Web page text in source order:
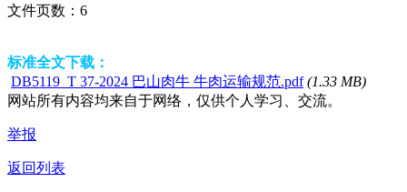
文件页数： 6
标准全文下载：
DB5119_T 37-2024 巴山肉牛 牛肉运输规范.pdf (1.33 MB)
网站所有内容均来自于网络，仅供个人学习、交流。
举报
返回列表